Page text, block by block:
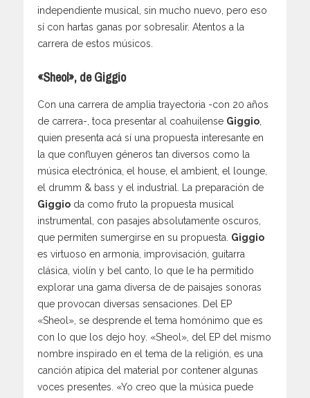
independiente musical, sin mucho nuevo, pero eso
sí con hartas ganas por sobresalir. Atentos a la
carrera de estos músicos.
«Sheol», de Giggio
Con una carrera de amplia trayectoria -con 20 años
de carrera-, toca presentar al coahuilense Giggio
quien presenta acá sí una propuesta interesante en
la que confluyen géneros tan diversos como la
música electrónica, el house, el ambient, el lounge,
el drumm & bass y el industrial. La preparación de
Giggio da como fruto la propuesta musical
instrumental, con pasajes absolutamente oscuros,
que permiten sumergirse en su propuesta. Giggio
es virtuoso en armonía, improvisación, guitarra
clásica, violín y bel canto, lo que le ha permitido
explorar una gama diversa de de paisajes sonoras
que provocan diversas sensaciones. Del EP
«Sheol», se desprende el tema homónimo que es
con lo que los dejo hoy. «Sheol», del EP del mismo
nombre inspirado en el tema de la religión, es una
canción atípica del material por contener algunas
voces presentes. «Yo creo que la música puede